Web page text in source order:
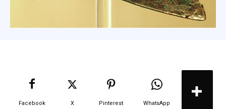
Facebook X Pinterest WhatsApp